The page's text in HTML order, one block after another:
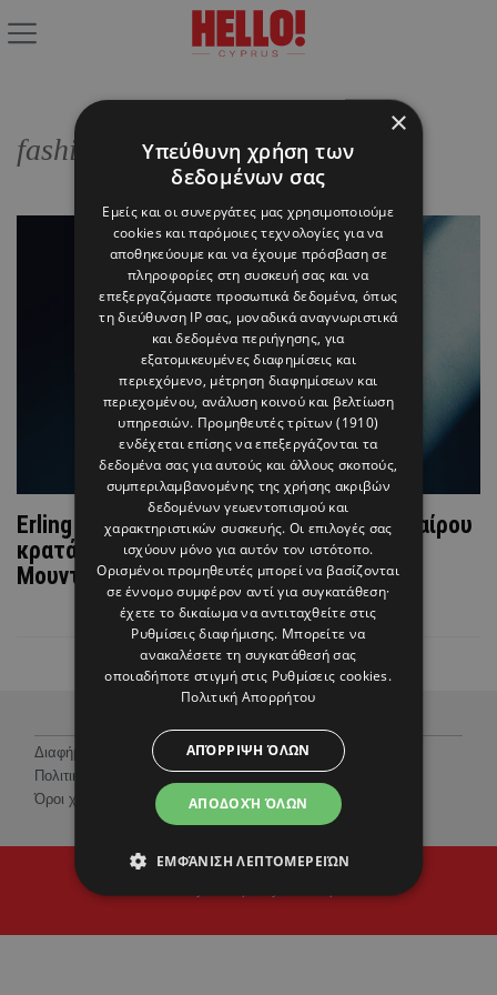
fashion collector
Erling Haaland: Το νέο Ιt boy του ποδοσφαίρου
κρατά Hermès και γράφει ιστορία στο
Μουντιάλ
Διαφήμιση
Πολιτική Προστασίας Προσωπικών Δεδομένων
Όροι χρήσης
×
Υπεύθυνη χρήση των
δεδομένων σας
Εμείς και οι συνεργάτες μας χρησιμοποιούμε
cookies και παρόμοιες τεχνολογίες για να
αποθηκεύουμε και να έχουμε πρόσβαση σε
πληροφορίες στη συσκευή σας και να
επεξεργαζόμαστε προσωπικά δεδομένα, όπως
τη διεύθυνση IP σας, μοναδικά αναγνωριστικά
και δεδομένα περιήγησης, για
εξατομικευμένες διαφημίσεις και
περιεχόμενο, μέτρηση διαφημίσεων και
περιεχομένου, ανάλυση κοινού και βελτίωση
υπηρεσιών. Προμηθευτές τρίτων (1910)
ενδέχεται επίσης να επεξεργάζονται τα
δεδομένα σας για αυτούς και άλλους σκοπούς,
συμπεριλαμβανομένης της χρήσης ακριβών
δεδομένων γεωεντοπισμού και
χαρακτηριστικών συσκευής. Οι επιλογές σας
ισχύουν μόνο για αυτόν τον ιστότοπο.
Ορισμένοι προμηθευτές μπορεί να βασίζονται
σε έννομο συμφέρον αντί για συγκατάθεση·
έχετε το δικαίωμα να αντιταχθείτε στις
Ρυθμίσεις διαφήμισης. Μπορείτε να
ανακαλέσετε τη συγκατάθεσή σας
οποιαδήποτε στιγμή στις Ρυθμίσεις cookies.
Πολιτική Απορρήτου
ΑΠΟΔΟΧΉ ΌΛΩΝ
ΑΠΌΡΡΙΨΗ ΌΛΩΝ
ΕΜΦΆΝΙΣΗ ΛΕΠΤΟΜΕΡΕΙΏΝ